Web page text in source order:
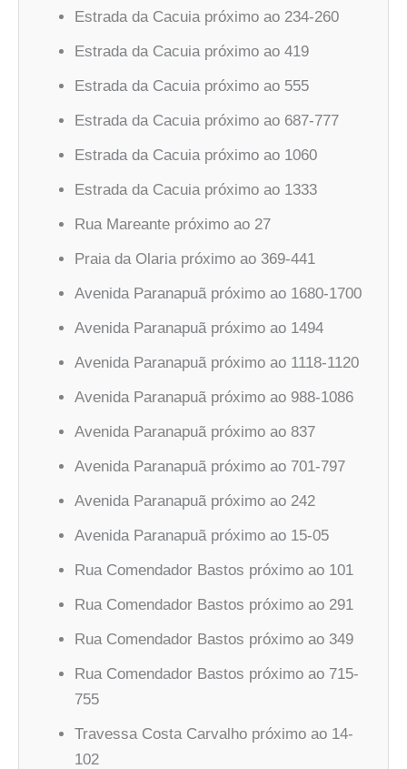
Estrada da Cacuia próximo ao 234-260
Estrada da Cacuia próximo ao 419
Estrada da Cacuia próximo ao 555
Estrada da Cacuia próximo ao 687-777
Estrada da Cacuia próximo ao 1060
Estrada da Cacuia próximo ao 1333
Rua Mareante próximo ao 27
Praia da Olaria próximo ao 369-441
Avenida Paranapuã próximo ao 1680-1700
Avenida Paranapuã próximo ao 1494
Avenida Paranapuã próximo ao 1118-1120
Avenida Paranapuã próximo ao 988-1086
Avenida Paranapuã próximo ao 837
Avenida Paranapuã próximo ao 701-797
Avenida Paranapuã próximo ao 242
Avenida Paranapuã próximo ao 15-05
Rua Comendador Bastos próximo ao 101
Rua Comendador Bastos próximo ao 291
Rua Comendador Bastos próximo ao 349
Rua Comendador Bastos próximo ao 715-
755
Travessa Costa Carvalho próximo ao 14-
102